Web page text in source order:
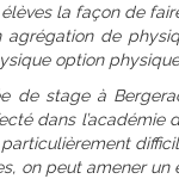
la façon de
de
option
de stage à
dans l’académie
on peut amener